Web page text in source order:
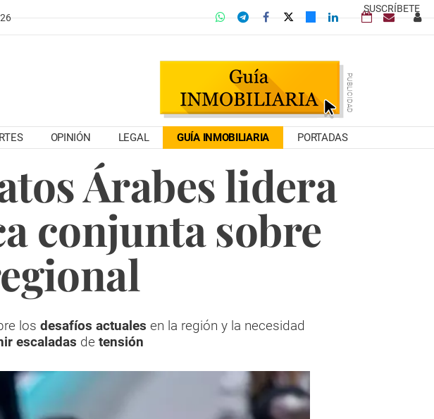
SUSCRÍBETE
OPINIÓN LEGAL GUÍA INMOBILIARIA PORTADAS
Árabes lidera
conjunta sobre
los desafíos actuales en la región y la necesidad
escaladas de tensión